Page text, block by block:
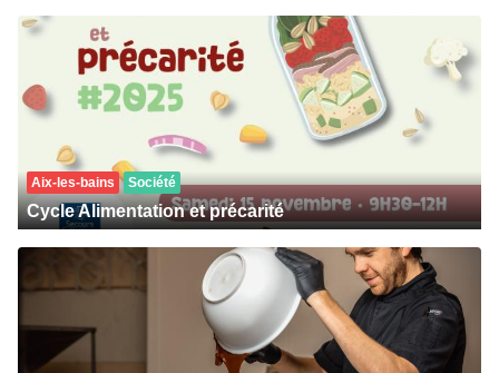
Aix-les-bains Société
Cycle Alimentation et précarité